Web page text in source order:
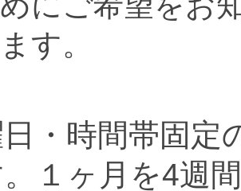
ます。
・時間帯固定
１ヶ月を4週